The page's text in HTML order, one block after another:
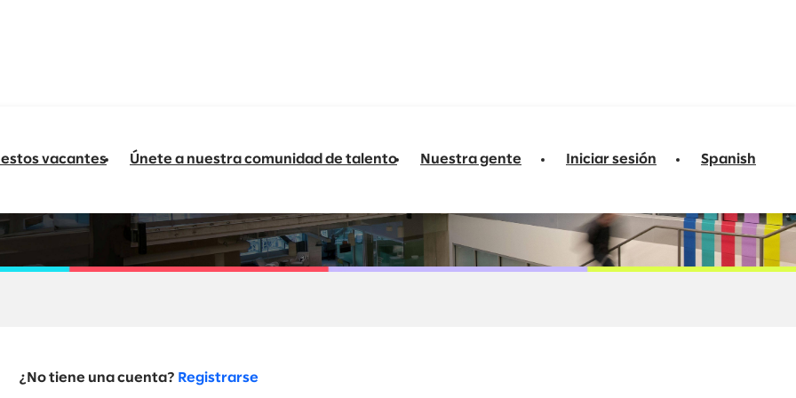
vacantes Únete a nuestra comunidad de talento Nuestra gente Iniciar sesión Spanish
¿No tiene una cuenta? Registrarse